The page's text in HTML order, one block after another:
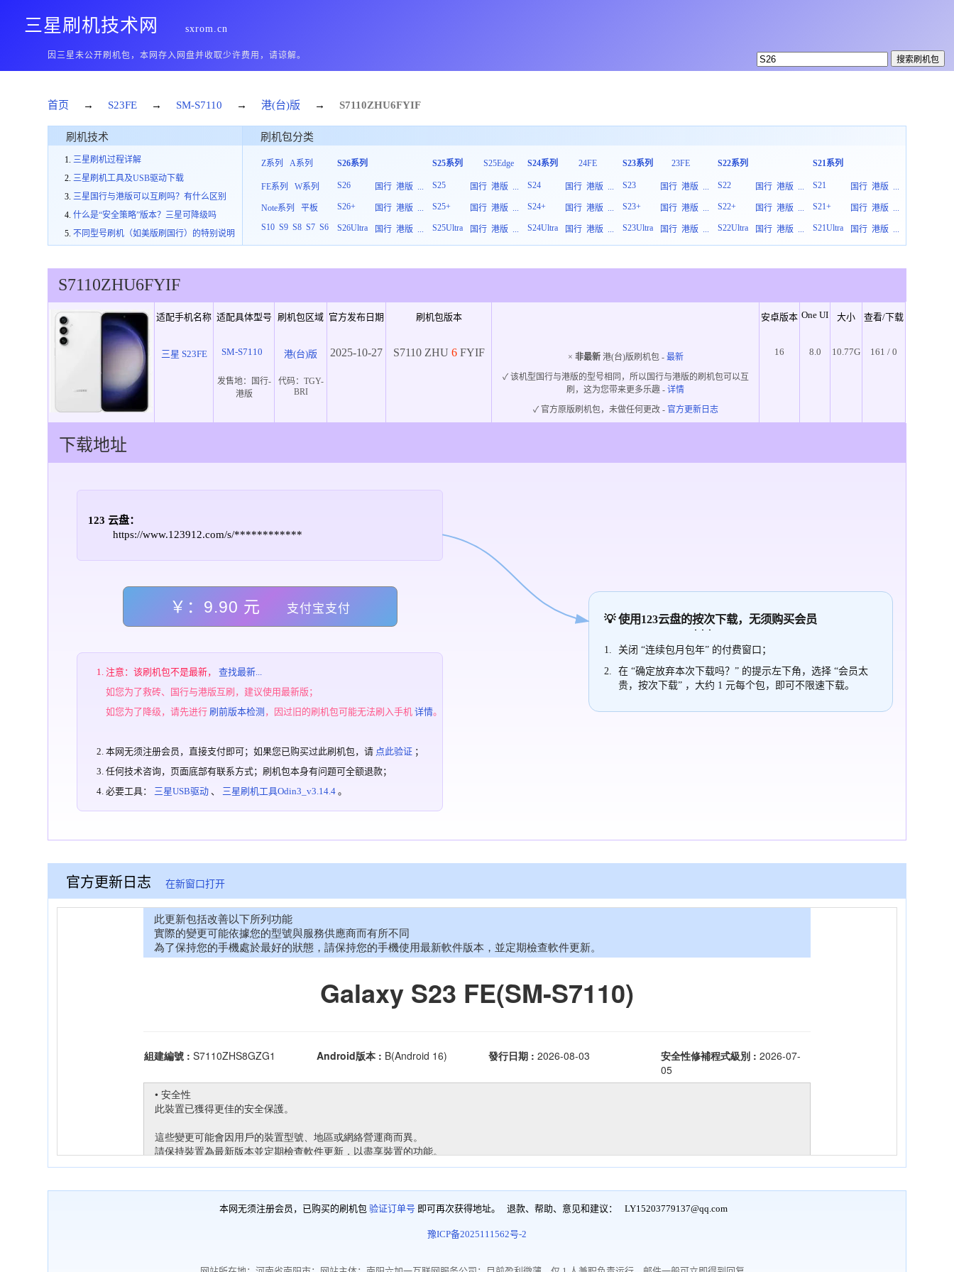
三星刷机技术网 sxrom.cn
因三星未公开刷机包，本网存入网盘并收取少许费用，请谅解。
首页 → S23FE → SM-S7110 → 港(台)版 → S7110ZHU6FYIF
刷机技术
三星刷机过程详解
三星刷机工具及USB驱动下载
三星国行与港版可以互刷吗？有什么区别
什么是“安全策略”版本？三星可降级吗
不同型号刷机（如美版刷国行）的特别说明
刷机包分类
Z系列 A系列
FE系列 W系列
Note系列
平板
S10 S9 S8 S7 S6
S26系列
S26 国行 港版 ...
S26+
国行 港版 ...
S26Ultra
国行 港版 ...
S25系列 S25Edge
S25 国行 港版 ...
S25+
国行 港版 ...
S25Ultra
国行 港版 ...
S24系列 24FE
S24 国行 港版 ...
S24+
国行 港版 ...
S24Ultra
国行 港版 ...
S23系列 23FE
S23 国行 港版 ...
S23+
国行 港版 ...
S23Ultra
国行 港版 ...
S22系列
S22 国行 港版 ...
S22+
国行 港版 ...
S22Ultra
国行 港版 ...
S21系列
S21 国行 港版 ...
S21+
国行 港版 ...
S21Ultra
国行 港版 ...
S7110ZHU6FYIF
适配手机名称 适配具体型号 刷机包区域 官方发布日期 刷机包版本 安卓版本 One UI 大小 查看/下载
三星 S23FE SM-S7110 港(台)版 2025-10-27 S7110 ZHU 6 FYIF × 非最新港(台)版刷机包 - 最新
✓ 该机型国行与港版的型号相同，所以国行与港版的刷机包可以互
刷，这为您带来更多乐趣 -详情
✓ 官方原版刷机包，未做任何更改 - 官方更新日志
16 8.0 10.77G 161 / 0
发售地：
国行-
港版
代码： TGY-
BRI
下载地址
123 云盘：
https://www.123912.com/s/************
￥：9.90 元 支付宝支付
注意：该刷机包不是最新，查找最新...
如您为了救砖、国行与港版互刷，建议使用最新版；
如您为了降级，请先进行 刷前版本检测 ，因过旧的刷机包可能无法刷入手机详情。
本网无须注册会员，直接支付即可；如果您已购买过此刷机包，请 点此验证 ；
任何技术咨询，页面底部有联系方式；刷机包本身有问题可全额退款；
必要工具： 三星USB驱动 、 三星刷机工具Odin3_v3.14.4 。
💡 使用123云盘的按次下载，无须购买会员
关闭 “连续包月包年” 的付费窗口；
在 “确定放弃本次下载吗？” 的提示左下角，选择 “会员太
贵，按次下载” ，大约 1 元每个包，即可不限速下载。
官方更新日志在新窗口打开
本网无须注册会员，已购买的刷机包 验证订单号 即可再次获得地址。 退款、帮助、意见和建议： LY15203779137@qq.com
豫ICP备2025111562号-2